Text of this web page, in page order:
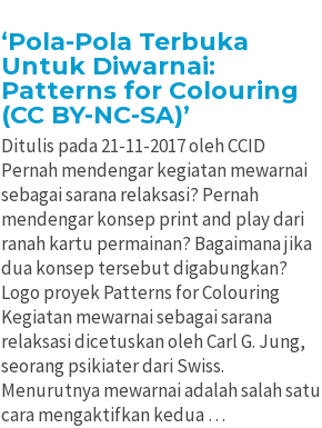
‘Pola-Pola Terbuka
Untuk Diwarnai:
Patterns for Colouring
(CC BY-NC-SA)’
Ditulis pada 21-11-2017 oleh CCID
Pernah mendengar kegiatan mewarnai
sebagai sarana relaksasi? Pernah
mendengar konsep print and play dari
ranah kartu permainan? Bagaimana jika
dua konsep tersebut digabungkan?
Logo proyek Patterns for Colouring
Kegiatan mewarnai sebagai sarana
relaksasi dicetuskan oleh Carl G. Jung,
seorang psikiater dari Swiss.
Menurutnya mewarnai adalah salah satu
cara mengaktifkan kedua …